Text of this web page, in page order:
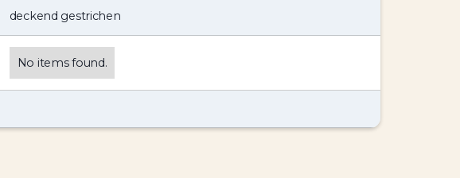
deckend gestrichen
No items found.